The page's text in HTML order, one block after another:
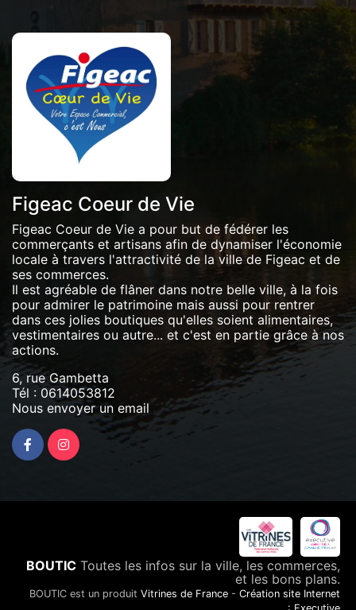
Figeac Coeur de Vie
Figeac Coeur de Vie a pour but de fédérer les
commerçants et artisans afin de dynamiser l'économie
locale à travers l'attractivité de la ville de Figeac et de
ses commerces.
Il est agréable de flâner dans notre belle ville, à la fois
pour admirer le patrimoine mais aussi pour rentrer
dans ces jolies boutiques qu'elles soient alimentaires,
vestimentaires ou autre... et c'est en partie grâce à nos
actions.
6, rue Gambetta
Tél : 0614053812
Nous envoyer un email
BOUTIC Toutes les infos sur la ville, les commerces,
et les bons plans.
BOUTIC est un produit Vitrines de France - Création site Internet